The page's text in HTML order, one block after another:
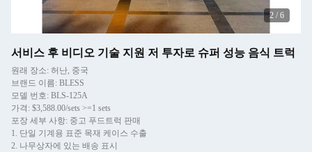
2 / 6
서비스 후 비디오 기술 지원 저 투자로 슈퍼 성능 음식 트럭
원래 장소: 허난, 중국
브랜드 이름: BLESS
모델 번호: BLS-125A
가격: $3,588.00/sets >=1 sets
포장 세부 사항: 중고 푸드트럭 판매
1. 단일 기계용 표준 목재 케이스 수출
2. 나무상자에 있는 배송 표시